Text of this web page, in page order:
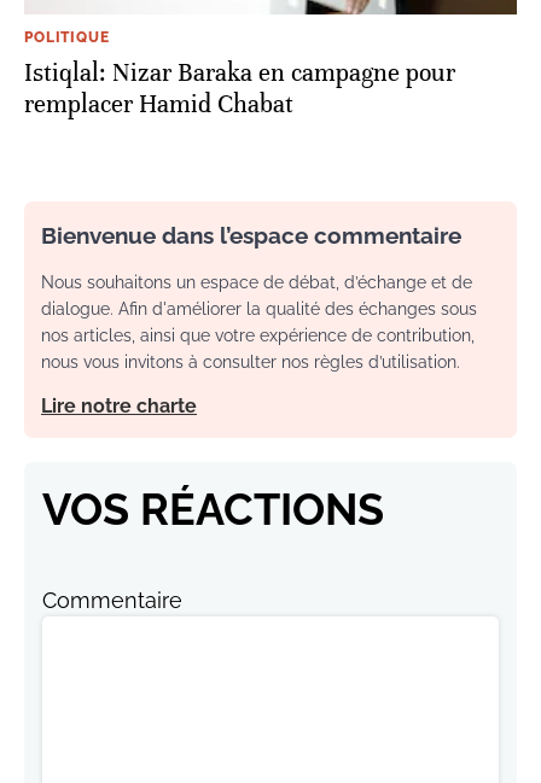
POLITIQUE
Istiqlal: Nizar Baraka en campagne pour
remplacer Hamid Chabat
Bienvenue dans l’espace commentaire
Nous souhaitons un espace de débat, d’échange et de
dialogue. Afin d'améliorer la qualité des échanges sous
nos articles, ainsi que votre expérience de contribution,
nous vous invitons à consulter nos règles d’utilisation.
Lire notre charte
VOS RÉACTIONS
Commentaire